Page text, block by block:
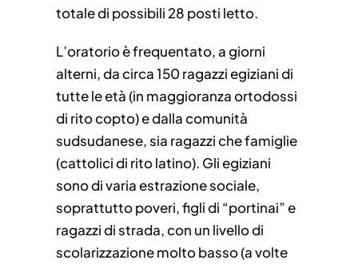
totale di possibili 28 posti letto.
L’oratorio è frequentato, a giorni
alterni, da circa 150 ragazzi egiziani di
tutte le età (in maggioranza ortodossi
di rito copto) e dalla comunità
sudsudanese, sia ragazzi che famiglie
(cattolici di rito latino). Gli egiziani
sono di varia estrazione sociale,
soprattutto poveri, figli di “portinai” e
ragazzi di strada, con un livello di
scolarizzazione molto basso (a volte